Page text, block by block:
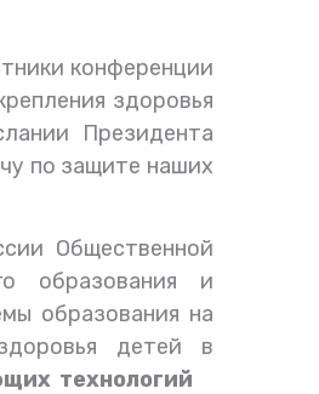
конференции
здоровья
Президента
по защите наших
Общественной
образования и
образования на
детей в
технологий